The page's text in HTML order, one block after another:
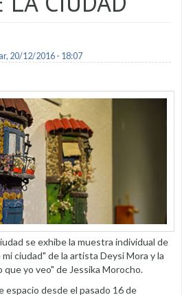
20/12/2016 - 18:07
se exhibe la muestra individual de
ciudad" de la artista Deysi Mora y la
yo veo" de Jessika Morocho.
espacio desde el pasado 16 de